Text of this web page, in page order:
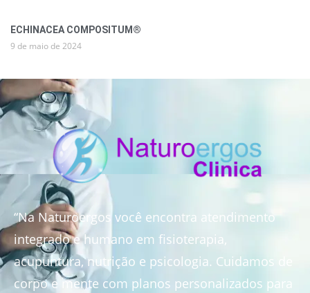
ECHINACEA COMPOSITUM®
9 de maio de 2024
“Na Naturoergos você encontra atendimento
integrado e humano em fisioterapia,
acupuntura, nutrição e psicologia. Cuidamos de
corpo e mente com planos personalizados para